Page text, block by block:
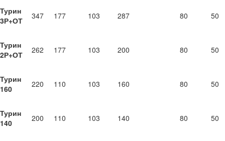
Турин
3Р+ОТ
347 177 103 287 80 50
Турин
2Р+ОТ
262 177 103 200 80 50
Турин
160
220 110 103 160 80 50
Турин
140
200 110 103 140 80 50